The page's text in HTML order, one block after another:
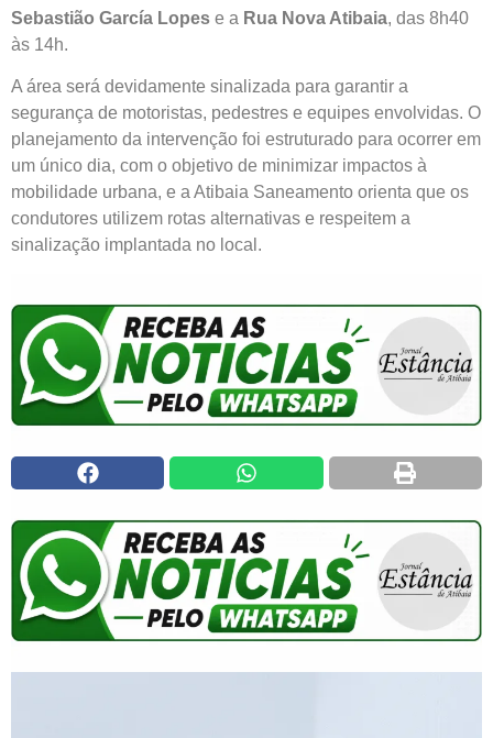
Sebastião García Lopes e a Rua Nova Atibaia, das 8h40
às 14h.
A área será devidamente sinalizada para garantir a
segurança de motoristas, pedestres e equipes envolvidas. O
planejamento da intervenção foi estruturado para ocorrer em
um único dia, com o objetivo de minimizar impactos à
mobilidade urbana, e a Atibaia Saneamento orienta que os
condutores utilizem rotas alternativas e respeitem a
sinalização implantada no local.